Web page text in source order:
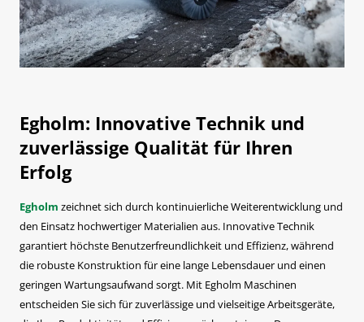
Egholm: Innovative Technik und
zuverlässige Qualität für Ihren
Erfolg
Egholm zeichnet sich durch kontinuierliche Weiterentwicklung und
den Einsatz hochwertiger Materialien aus. Innovative Technik
garantiert höchste Benutzerfreundlichkeit und Effizienz, während
die robuste Konstruktion für eine lange Lebensdauer und einen
geringen Wartungsaufwand sorgt. Mit Egholm Maschinen
entscheiden Sie sich für zuverlässige und vielseitige Arbeitsgeräte,